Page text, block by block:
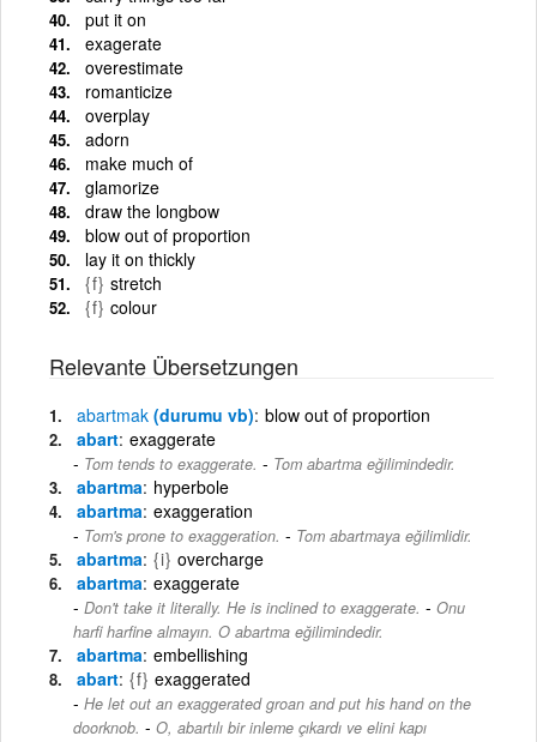
put it on
exagerate
overestimate
romanticize
overplay
adorn
make much of
glamorize
draw the longbow
blow out of proportion
lay it on thickly
{f} stretch
{f} colour
Relevante Übersetzungen
abartmak (durumu vb) blow out of proportion
abart exaggerate
Tom tends to exaggerate. - Tom abartma eğilimindedir.
abartma hyperbole
abartma exaggeration
Tom's prone to exaggeration. - Tom abartmaya eğilimlidir.
abartma {i} overcharge
abartma exaggerate
Don't take it literally. He is inclined to exaggerate. - Onu
harfi harfine almayın. O abartma eğilimindedir.
abartma embellishing
abart {f} exaggerated
He let out an exaggerated groan and put his hand on the
doorknob. - O, abartılı bir inleme çıkardı ve elini kapı